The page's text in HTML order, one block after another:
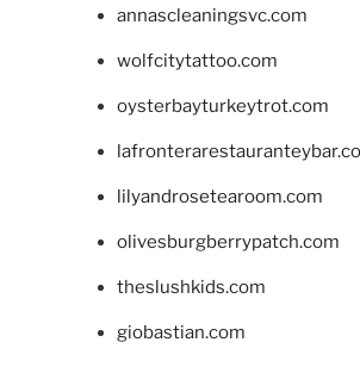
annascleaningsvc.com
wolfcitytattoo.com
oysterbayturkeytrot.com
lilyandrosetearoom.com
olivesburgberrypatch.com
theslushkids.com
giobastian.com